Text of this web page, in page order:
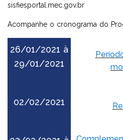
BENEFÍCIOS AO ALUNO
TRANSFERÊNCIA
VOLTE A SER 10
DIREITO
PSICOLOGIA
RESULTADOS E MATRÍCULA
UNIDADE
PROMOÇÕES
sisfiesportal.mec.gov.br
Acompanhe o cronograma do
26/01/2021 à
29/01/2021
02/02/2021